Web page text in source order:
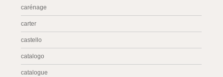
carénage
carter
castello
catalogo
catalogue